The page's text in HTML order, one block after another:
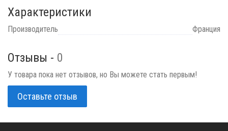
Характеристики
Производитель Франция
Отзывы - 0
У товара пока нет отзывов, но Вы можете стать первым!
Оставьте отзыв